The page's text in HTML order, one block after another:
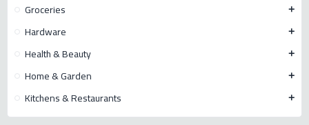
Groceries add
Hardware add
Health & Beauty add
Home & Garden add
Kitchens & Restaurants add